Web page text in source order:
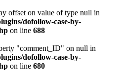
offset on value of type null in
dofollow-case-by-
on line 688
"comment_ID" on null in
dofollow-case-by-
on line 680